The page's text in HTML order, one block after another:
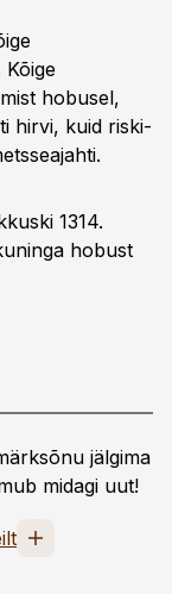
hobusel,
hirvi, kuid riski­
1314.
hobust
jälgima
midagi uut!